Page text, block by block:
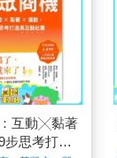
互動╳黏著
思考打造